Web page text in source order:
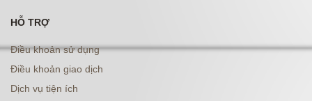
HỖ TRỢ
Điều khoản sử dụng
Điều khoản giao dịch
Dịch vụ tiện ích